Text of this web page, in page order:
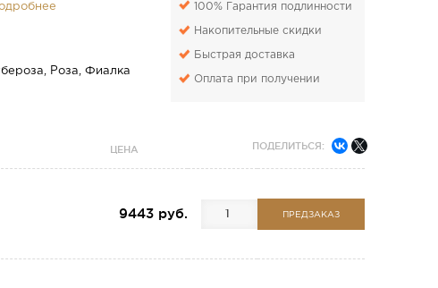
Роза, Фиалка
100% Гарантия подлинности
Накопительные скидки
Быстрая доставка
Оплата при получении
ЦЕНА ПОДЕЛИТЬСЯ:
9443 руб. ПРЕДЗАКАЗ